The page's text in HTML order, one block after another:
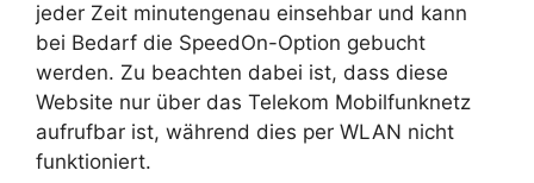
jeder Zeit minutengenau einsehbar und kann
bei Bedarf die SpeedOn-Option gebucht
werden. Zu beachten dabei ist, dass diese
Website nur über das Telekom Mobilfunknetz
aufrufbar ist, während dies per WLAN nicht
funktioniert.